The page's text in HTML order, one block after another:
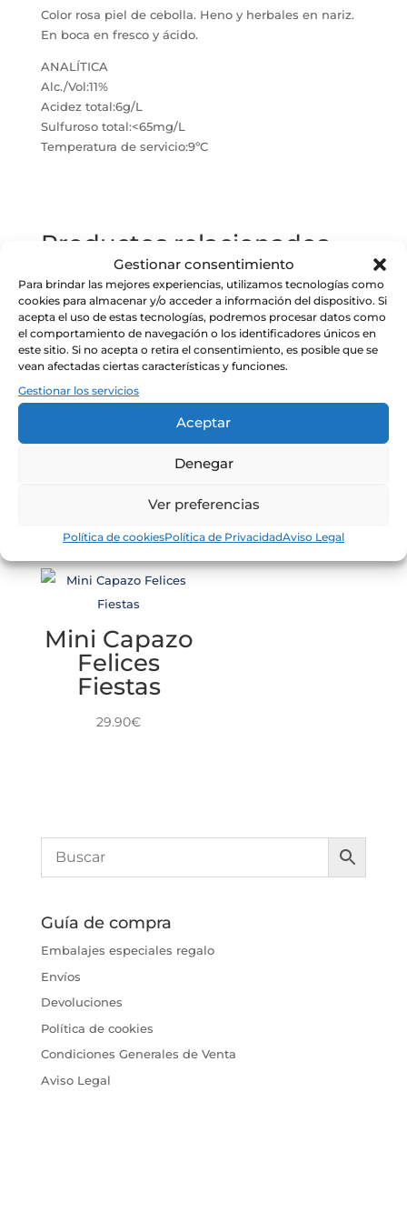
Gestionar consentimiento
Para brindar las mejores experiencias, utilizamos tecnologías como
cookies para almacenar y/o acceder a información del dispositivo. Si
acepta el uso de estas tecnologías, podremos procesar datos como
el comportamiento de navegación o los identificadores únicos en
este sitio. Si no acepta o retira el consentimiento, es posible que se
vean afectadas ciertas características y funciones.
Gestionar los servicios
Aceptar
Denegar
Ver preferencias
Política de cookiesPolítica de PrivacidadAviso Legal
Color rosa piel de cebolla. Heno y herbales en nariz.
En boca en fresco y ácido.
ANALÍTICA
Alc./Vol:11%
Acidez total:6g/L
Sulfuroso total:<65mg/L
Temperatura de servicio:9ºC
Productos relacionados
Tarjeta
Regalo
Original CV
(Cantidad
Personalizad
Maxi Capazo
Sueña
Mini Capazo
Felices
Fiestas
29.90€
Guía de compra
Embalajes especiales regalo
Envíos
Devoluciones
Política de cookies
Condiciones Generales de Venta
Aviso Legal